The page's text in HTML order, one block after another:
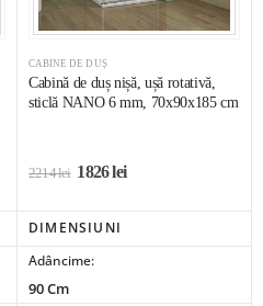
CABINE DE DUȘ
Cabină de duș nișă, ușă rotativă,
sticlă NANO 6 mm, 70x90x185 cm
2214lei 1826lei
DIMENSIUNI
Adâncime:
90 Cm